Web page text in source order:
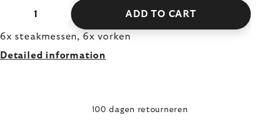
ADD TO CART
6x steakmessen, 6x vorken
Detailed information
100 dagen retourneren